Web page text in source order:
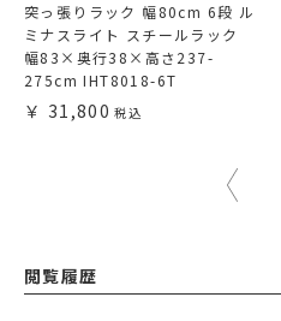
突っ張りラック 幅80cm 6段 ル
ミナスライト スチールラック
幅83×奥行38×高さ237-
275cm IHT8018-6T
31,800
閲覧履歴